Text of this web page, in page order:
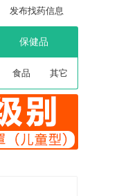
发布找药信息
保健品
食品 其它